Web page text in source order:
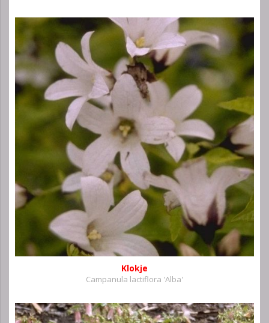
Klokje
Campanula lactiflora 'Alba'